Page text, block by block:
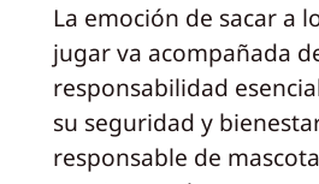
La emoción de sacar a
jugar va acompañada
responsabilidad
su seguridad y
responsable de